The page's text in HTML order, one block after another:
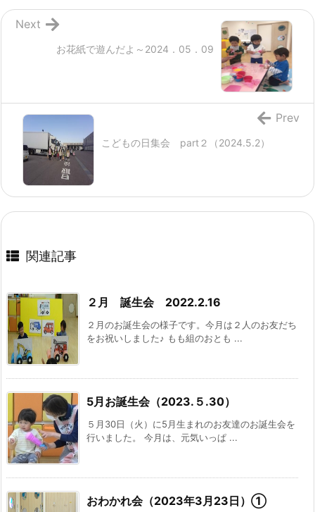
お花紙で遊んだよ～2024．05．09
Next
こどもの日集会 part２（2024.5.2）
Prev
関連記事
２月 誕生会 2022.2.16
２月のお誕生会の様子です。今月は２人のお友だち
をお祝いしました♪ もも組のおとも ...
5月お誕生会（2023.５.30）
５月30日（火）に5月生まれのお友達のお誕生会を
行いました。 今月は、元気いっぱ ...
おわかれ会（2023年3月23日）①